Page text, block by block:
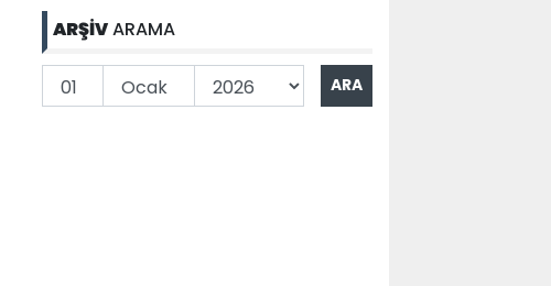
ARŞİVARAMA